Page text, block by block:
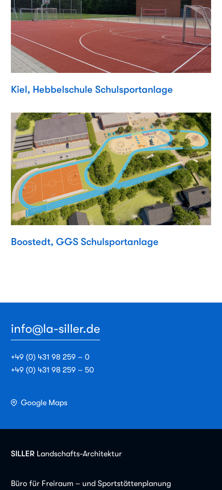
Kiel, Hebbelschule Schulsportanlage
Boostedt, GGS Schulsportanlage
info@la-siller.de
+49 (0) 431 98 259 – 0
+49 (0) 431 98 259 – 50
Google Maps
SILLER Landschafts-Architektur
Büro für Freiraum – und Sportstättenplanung